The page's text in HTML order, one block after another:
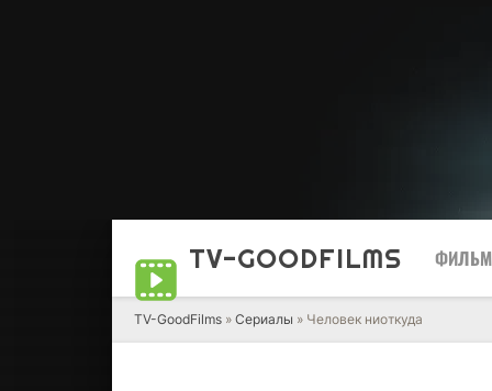
TV-GOODFILMS
TV-GoodFilms » Сериалы » Человек ниоткуда